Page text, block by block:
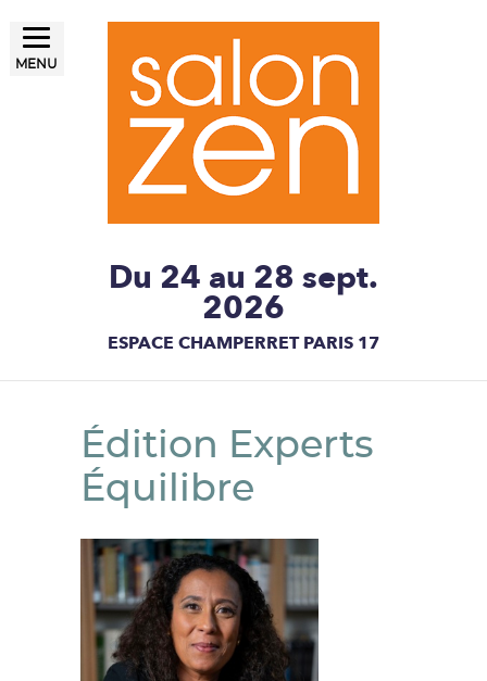
Du 24 au 28 sept.
2026
ESPACE CHAMPERRET PARIS 17
Édition Experts
Équilibre
MENU